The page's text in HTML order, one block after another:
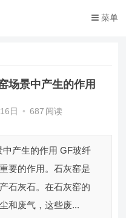
菜单
场景中产生的作用
日 • 687 阅读
产生的作用 GF玻纤
要的作用。石灰窑是
石灰石。在石灰窑的
和废气，这些废...